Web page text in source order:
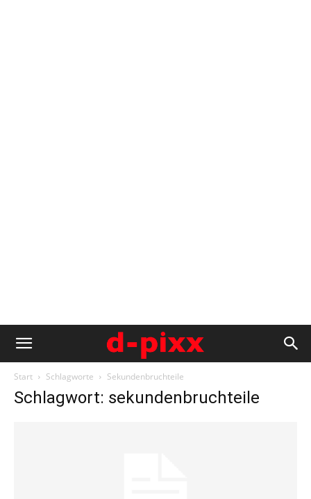
Start Schlagworte Sekundenbruchteile
Schlagwort: sekundenbruchteile